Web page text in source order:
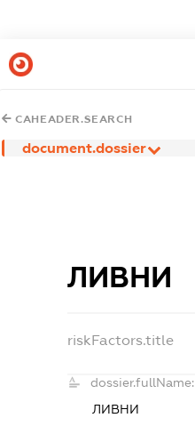
CAHEADER.SEARCH
document.dossier
ЛИВНИ
riskFactors.title
dossier.fullName:
ЛИВНИ